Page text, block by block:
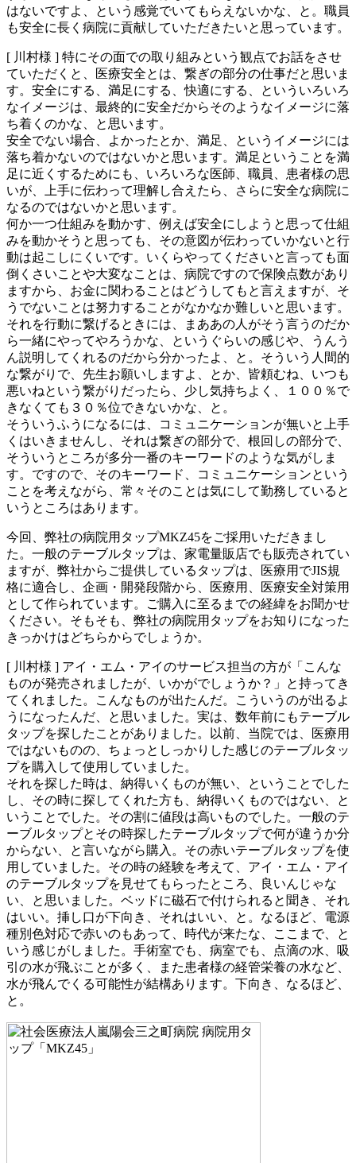
はないですよ、という感覚でいてもらえないかな、と。職員
も安全に長く病院に貢献していただきたいと思っています。
[ 川村様 ] 特にその面での取り組みという観点でお話をさせ
ていただくと、医療安全とは、繋ぎの部分の仕事だと思いま
す。安全にする、満足にする、快適にする、といういろいろ
なイメージは、最終的に安全だからそのようなイメージに落
ち着くのかな、と思います。
安全でない場合、よかったとか、満足、というイメージには
落ち着かないのではないかと思います。満足ということを満
足に近くするためにも、いろいろな医師、職員、患者様の思
いが、上手に伝わって理解し合えたら、さらに安全な病院に
なるのではないかと思います。
何か一つ仕組みを動かす、例えば安全にしようと思って仕組
みを動かそうと思っても、その意図が伝わっていかないと行
動は起こしにくいです。いくらやってくださいと言っても面
倒くさいことや大変なことは、病院ですので保険点数があり
ますから、お金に関わることはどうしてもと言えますが、そ
うでないことは努力することがなかなか難しいと思います。
それを行動に繋げるときには、まああの人がそう言うのだか
ら一緒にやってやろうかな、というぐらいの感じや、うんう
ん説明してくれるのだから分かったよ、と。そういう人間的
な繋がりで、先生お願いしますよ、とか、皆頼むね、いつも
悪いねという繋がりだったら、少し気持ちよく、１００％で
きなくても３０％位できないかな、と。
そういうふうになるには、コミュニケーションが無いと上手
くはいきませんし、それは繋ぎの部分で、根回しの部分で、
そういうところが多分一番のキーワードのような気がしま
す。ですので、そのキーワード、コミュニケーションという
ことを考えながら、常々そのことは気にして勤務していると
いうところはあります。
今回、弊社の病院用タップMKZ45をご採用いただきまし
た。一般のテーブルタップは、家電量販店でも販売されてい
ますが、弊社からご提供しているタップは、医療用でJIS規
格に適合し、企画・開発段階から、医療用、医療安全対策用
として作られています。ご購入に至るまでの経緯をお聞かせ
ください。そもそも、弊社の病院用タップをお知りになった
きっかけはどちらからでしょうか。
[ 川村様 ] アイ・エム・アイのサービス担当の方が「こんな
ものが発売されましたが、いかがでしょうか？」と持ってき
てくれました。こんなものが出たんだ。こういうのが出るよ
うになったんだ、と思いました。実は、数年前にもテーブル
タップを探したことがありました。以前、当院では、医療用
ではないものの、ちょっとしっかりした感じのテーブルタッ
プを購入して使用していました。
それを探した時は、納得いくものが無い、ということでした
し、その時に探してくれた方も、納得いくものではない、と
いうことでした。その割に値段は高いものでした。一般のテ
ーブルタップとその時探したテーブルタップで何が違うか分
からない、と言いながら購入。その赤いテーブルタップを使
用していました。その時の経験を考えて、アイ・エム・アイ
のテーブルタップを見せてもらったところ、良いんじゃな
い、と思いました。ベッドに磁石で付けられると聞き、それ
はいい。挿し口が下向き、それはいい、と。なるほど、電源
種別色対応で赤いのもあって、時代が来たな、ここまで、と
いう感じがしました。手術室でも、病室でも、点滴の水、吸
引の水が飛ぶことが多く、また患者様の経管栄養の水など、
水が飛んでくる可能性が結構あります。下向き、なるほど、
と。